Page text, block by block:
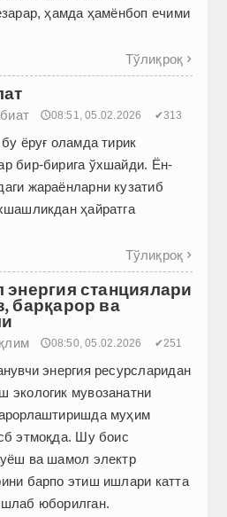
ҳамда ҳамёнбоп ечими
Тўлиқроқ 
🕔08:51, 05.02.2026 ✔313
ёруғ оламда тирик
бир-бирига ўхшайди. Ён-
жараёнларни кузатиб
ҳайратга
Тўлиқроқ 
станциялари
барқарор ва
🕔08:50, 05.02.2026 ✔251
энергия ресурсларидан
экологик мувозанатни
муҳим
этмоқда. Шу боис
ва шамол электр
барпо этиш ишлари катта
юборилган.